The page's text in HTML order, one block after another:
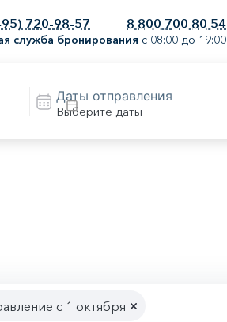
720-98-57 8 800 700 80 54
служба бронирования с 08:00 до 19:00
Выберите даты
с 1 октября